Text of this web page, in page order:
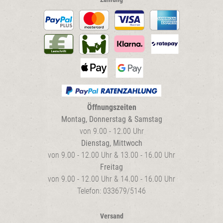
Öffnungszeiten
Montag, Donnerstag & Samstag
von 9.00 - 12.00 Uhr
Dienstag, Mittwoch
von 9.00 - 12.00 Uhr & 13.00 - 16.00 Uhr
Freitag
von 9.00 - 12.00 Uhr & 14.00 - 16.00 Uhr
Telefon: 033679/5146
Versand